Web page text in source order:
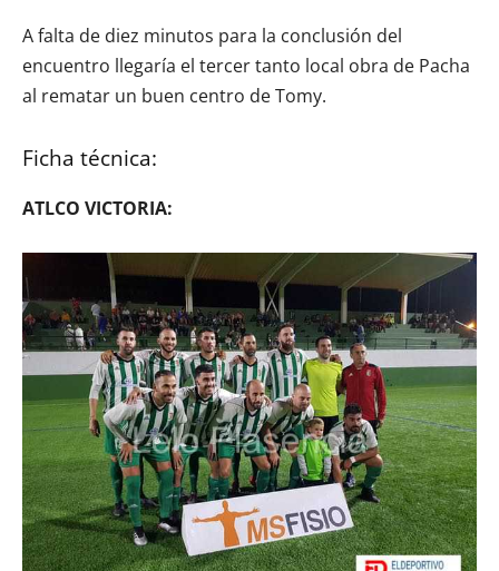
A falta de diez minutos para la conclusión del
encuentro llegaría el tercer tanto local obra de Pacha
al rematar un buen centro de Tomy.
Ficha técnica:
ATLCO VICTORIA: